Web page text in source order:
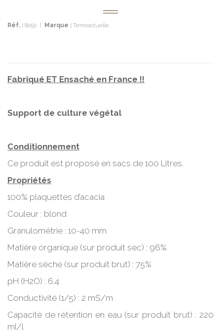
Réf. : 8050 Marque : Terreactuelle
Fabriqué ET Ensaché en France !!
Support de culture végétal
Conditionnement
Ce produit est proposé en sacs de 100 Litres.
Propriétés
100% plaquettes d’acacia
Couleur : blond
Granulométrie : 10-40 mm
Matière organique (sur produit sec) : 96%
Matière sèche (sur produit brut) : 75%
pH (H2O) : 6.4
Conductivité (1/5) : 2 mS/m
Capacité de rétention en eau (sur produit brut) : 220
ml/l